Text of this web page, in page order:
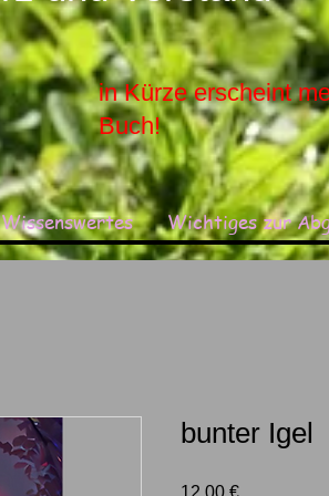
in Kürze erscheint
Buch!
Wissenswertes Wichtiges zur
bunter Igel
12,00 €Preis